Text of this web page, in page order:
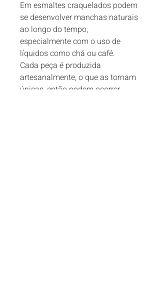
Em esmaltes craquelados podem
se desenvolver manchas naturais
ao longo do tempo,
especialmente com o uso de
líquidos como chá ou café.
Cada peça é produzida
artesanalmente, o que as tornam
únicas, então podem ocorrer